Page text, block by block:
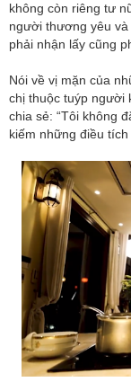
không còn riêng tư
người thương yêu
phải nhận lấy cũng
Nói về vị mặn của
chị thuộc tuýp người
chia sẻ: “Tôi không
kiếm những điều tích